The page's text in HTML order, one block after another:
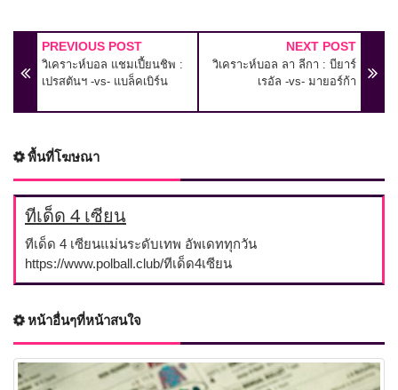
PREVIOUS POST
วิเคราะห์บอล แชมเปี้ยนชิพ :
เปรสตันฯ -vs- แบล็คเบิร์น
NEXT POST
วิเคราะห์บอล ลา ลีกา : บียาร์
เรอัล -vs- มายอร์ก้า
พื้นที่โฆษณา
ทีเด็ด 4 เซียน
ทีเด็ด 4 เซียนแม่นระดับเทพ อัพเดททุกวัน
https://www.polball.club/ทีเด็ด4เซียน
หน้าอื่นๆที่หน้าสนใจ